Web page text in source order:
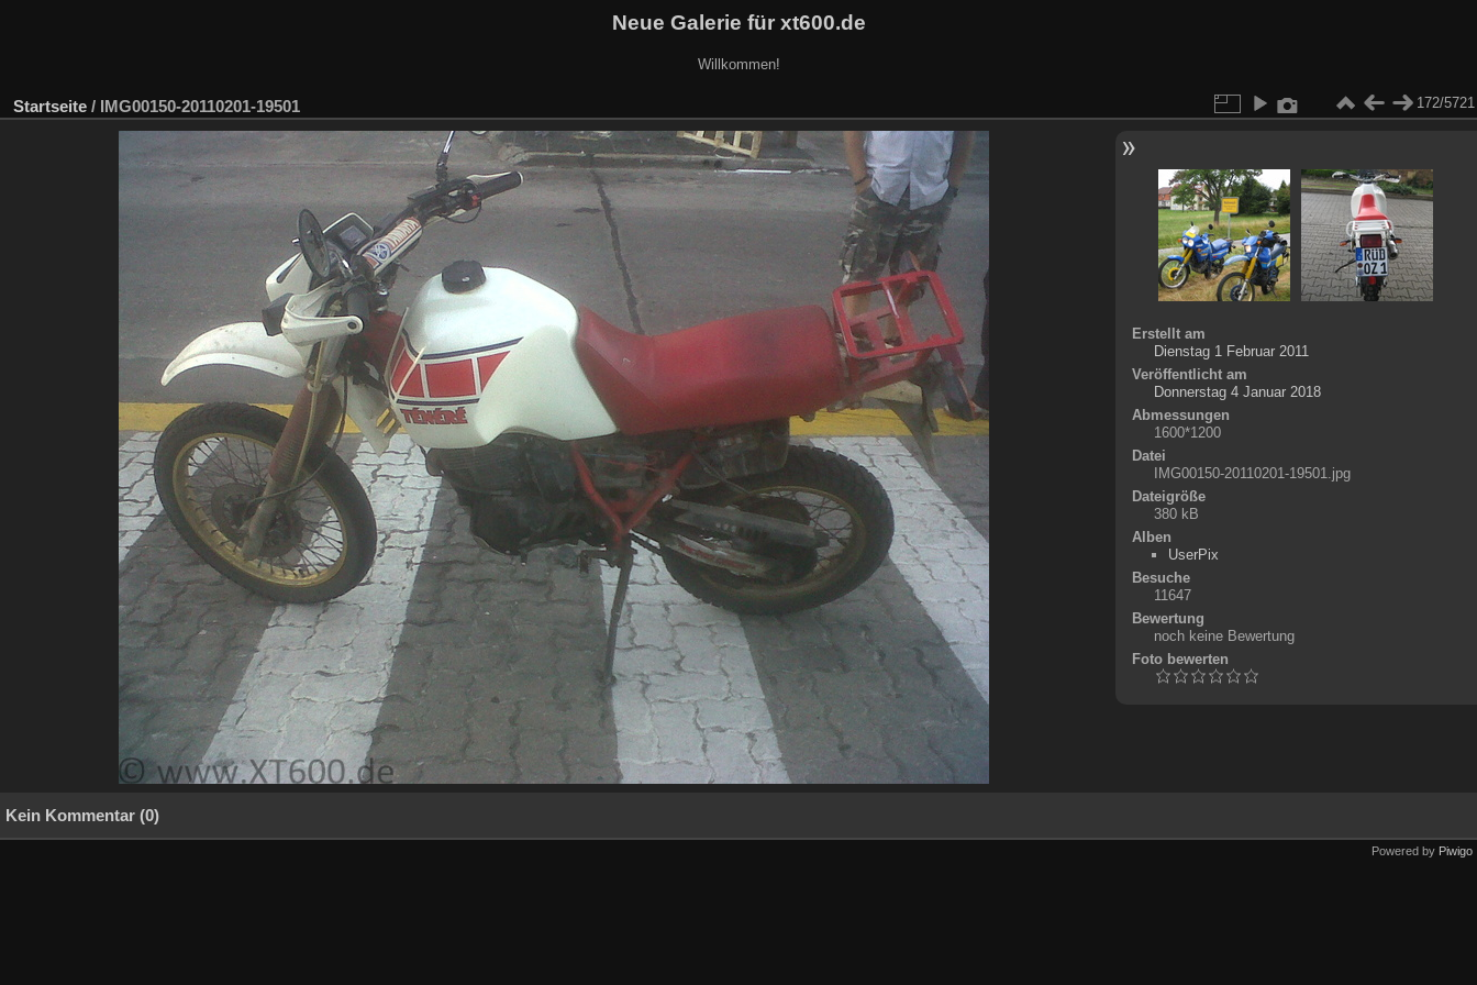
Neue Galerie für xt600.de
Willkommen!
Startseite / IMG00150-20110201-19501 172/5721
Erstellt am
Dienstag 1 Februar 2011
Veröffentlicht am
Donnerstag 4 Januar 2018
Abmessungen
1600*1200
Datei
IMG00150-20110201-19501.jpg
Dateigröße
380 kB
Alben
UserPix
Besuche
11647
Bewertung
noch keine Bewertung
Foto bewerten
Kein Kommentar (0)
Powered by Piwigo